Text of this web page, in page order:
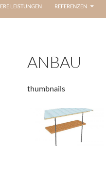
LEISTUNGEN REFERENZEN
ANBAU
thumbnails